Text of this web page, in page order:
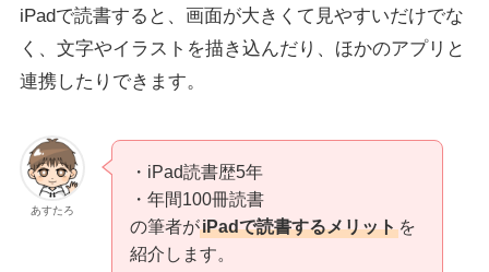
iPadで読書すると、画面が大きくて見やすいだけでな
く、文字やイラストを描き込んだり、ほかのアプリと
連携したりできます。
あすたろ
・iPad読書歴5年
・年間100冊読書
の筆者がiPadで読書するメリット を
紹介します。